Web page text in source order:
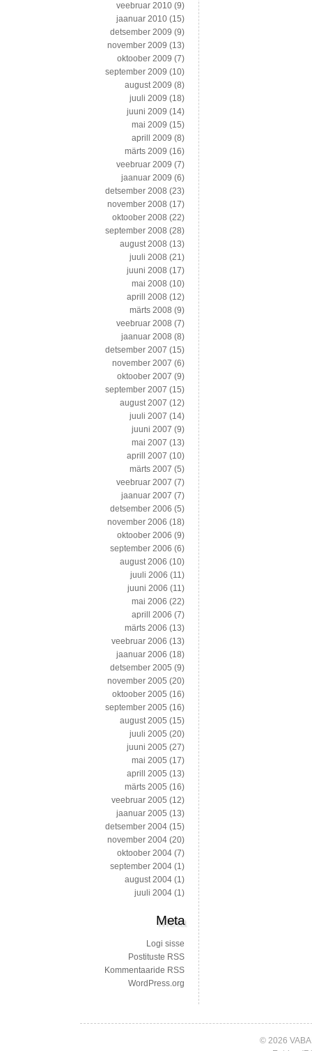
veebruar 2010 (9)
jaanuar 2010 (15)
detsember 2009 (9)
november 2009 (13)
oktoober 2009 (7)
september 2009 (10)
august 2009 (8)
juuli 2009 (18)
juuni 2009 (14)
mai 2009 (15)
aprill 2009 (8)
märts 2009 (16)
veebruar 2009 (7)
jaanuar 2009 (6)
detsember 2008 (23)
november 2008 (17)
oktoober 2008 (22)
september 2008 (28)
august 2008 (13)
juuli 2008 (21)
juuni 2008 (17)
mai 2008 (10)
aprill 2008 (12)
märts 2008 (9)
veebruar 2008 (7)
jaanuar 2008 (8)
detsember 2007 (15)
november 2007 (6)
oktoober 2007 (9)
september 2007 (15)
august 2007 (12)
juuli 2007 (14)
juuni 2007 (9)
mai 2007 (13)
aprill 2007 (10)
märts 2007 (5)
veebruar 2007 (7)
jaanuar 2007 (7)
detsember 2006 (5)
november 2006 (18)
oktoober 2006 (9)
september 2006 (6)
august 2006 (10)
juuli 2006 (11)
juuni 2006 (11)
mai 2006 (22)
aprill 2006 (7)
märts 2006 (13)
veebruar 2006 (13)
jaanuar 2006 (18)
detsember 2005 (9)
november 2005 (20)
oktoober 2005 (16)
september 2005 (16)
august 2005 (15)
juuli 2005 (20)
juuni 2005 (27)
mai 2005 (17)
aprill 2005 (13)
märts 2005 (16)
veebruar 2005 (12)
jaanuar 2005 (13)
detsember 2004 (15)
november 2004 (20)
oktoober 2004 (7)
september 2004 (1)
august 2004 (1)
juuli 2004 (1)
Meta
Logi sisse
Postituste RSS
Kommentaaride RSS
WordPress.org
© 2026